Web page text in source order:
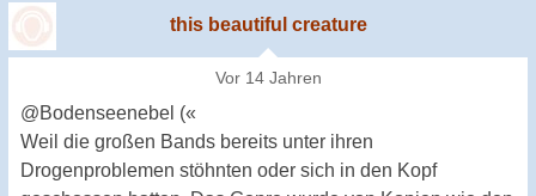
this beautiful creature
Vor 14 Jahren
@Bodenseenebel («
Weil die großen Bands bereits unter ihren
Drogenproblemen stöhnten oder sich in den Kopf